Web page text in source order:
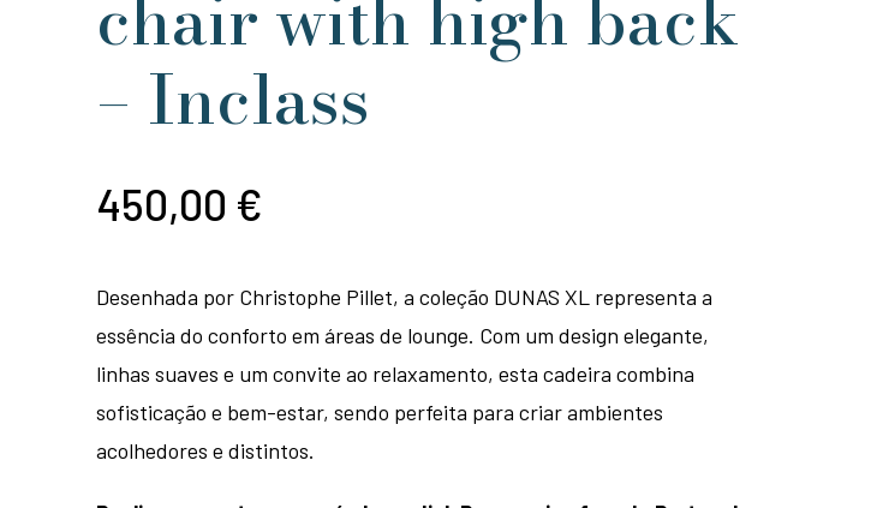
chair with high back
– Inclass
450,00 €
Desenhada por Christophe Pillet, a coleção DUNAS XL representa a
essência do conforto em áreas de lounge. Com um design elegante,
linhas suaves e um convite ao relaxamento, esta cadeira combina
sofisticação e bem-estar, sendo perfeita para criar ambientes
acolhedores e distintos.